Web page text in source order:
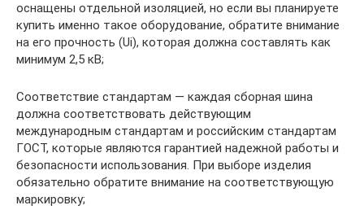
оснащены отдельной изоляцией, но если вы планируете
купить именно такое оборудование, обратите внимание
на его прочность (Ui), которая должна составлять как
минимум 2,5 кВ;
Соответствие стандартам — каждая сборная шина
должна соответствовать действующим
международным стандартам и российским стандартам
ГОСТ, которые являются гарантией надежной работы и
безопасности использования. При выборе изделия
обязательно обратите внимание на соответствующую
маркировку;